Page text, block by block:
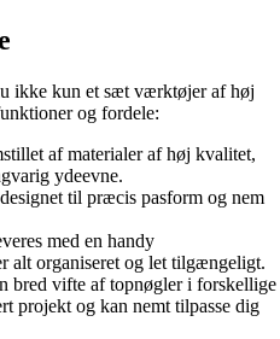
ikke kun et sæt værktøjer af høj
og fordele:
af materialer af høj kvalitet,
ydeevne.
til præcis pasform og nem
med en handy
alt organiseret og let tilgængeligt.
bred vifte af topnøgler i forskellige
projekt og kan nemt tilpasse dig